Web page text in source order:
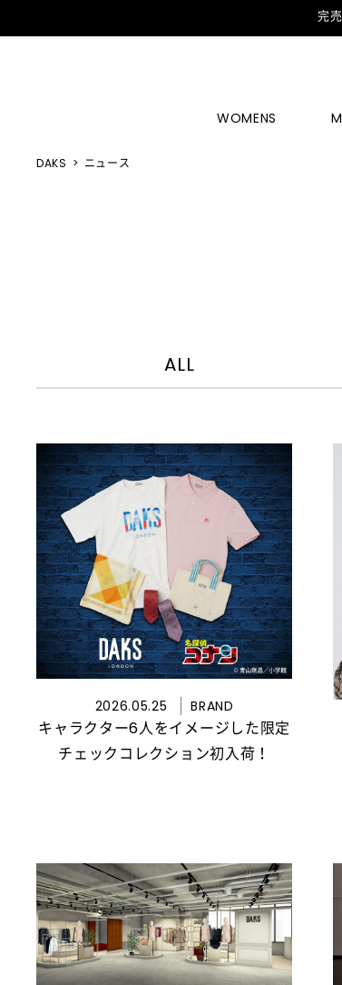
完
WOMENS
DAKS ニュース
ALL
2026.05.25 BRAND
キャラクター6人をイメージした限定
チェックコレクション初入荷！